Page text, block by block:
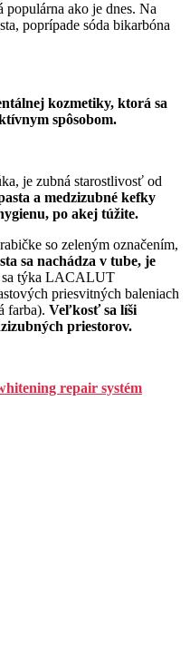
populárna ako je dnes. Na
poprípade sóda bikarbóna
kozmetiky, ktorá sa
spôsobom.
je zubná starostlivosť od
a medzizubné kefky
po akej túžite.
so zeleným označením,
sa nachádza v tube, je
sa týka LACALUT
priesvitných baleniach
farba). Veľkosť sa líši
priestorov.
repair systém